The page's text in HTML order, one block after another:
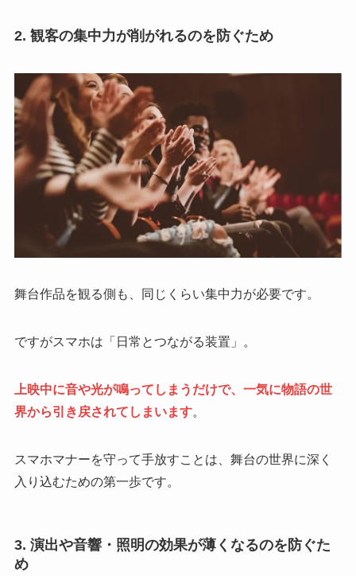
2. 観客の集中力が削がれるのを防ぐため
舞台作品を観る側も、同じくらい集中力が必要です。
ですがスマホは「日常とつながる装置」。
上映中に音や光が鳴ってしまうだけで、一気に物語の世
界から引き戻されてしまいます。
スマホマナーを守って手放すことは、舞台の世界に深く
入り込むための第一歩です。
3. 演出や音響・照明の効果が薄くなるのを防ぐた
め